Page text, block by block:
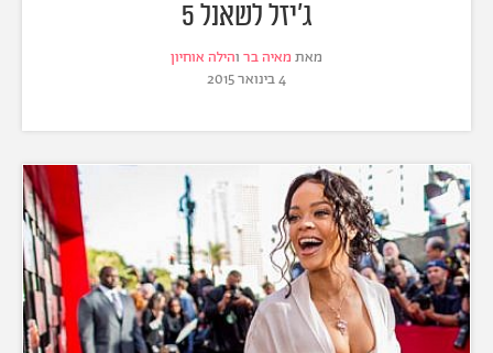
ג'יזל לשאנל 5
מאת מאיה בר והילה אוחיון
4 בינואר 2015